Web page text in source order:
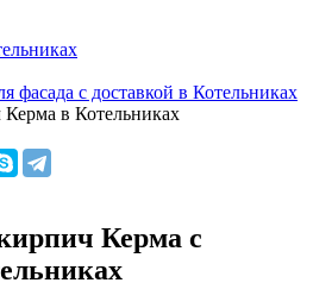
с доставкой в Котельниках
в Котельниках
Керма с